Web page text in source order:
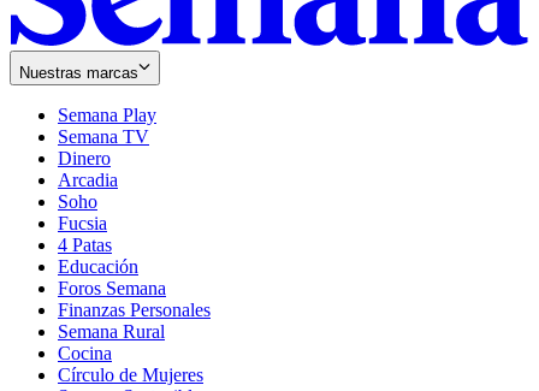
Nuestras marcas
Semana Play
Semana TV
Dinero
Arcadia
Soho
in
new
window
Fucsia
in
new
window
4 Patas
Educación
Foros Semana
Finanzas Personales
Semana Rural
Cocina
Círculo de Mujeres